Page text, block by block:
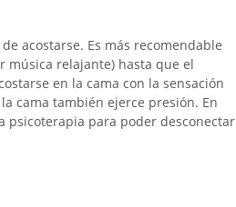
acostarse. Es más recomendable
música relajante) hasta que el
en la cama con la sensación
cama también ejerce presión. En
psicoterapia para poder desconectar